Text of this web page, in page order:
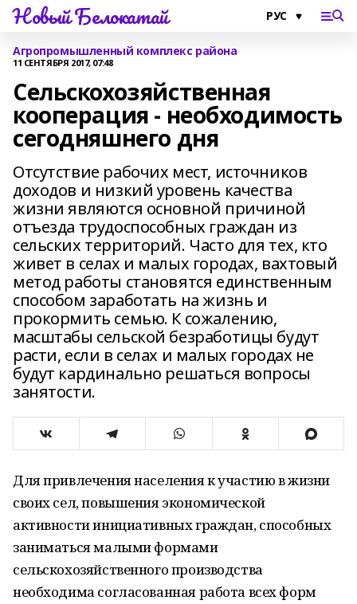
Новый Белокатай
Агропромышленный комплекс района
11 СЕНТЯБРЯ 2017, 07:48
Сельскохозяйственная
кооперация - необходимость
сегодняшнего дня
Отсутствие рабочих мест, источников
доходов и низкий уровень качества
жизни являются основной причиной
отъезда трудоспособных граждан из
сельских территорий. Часто для тех, кто
живет в селах и малых городах, вахтовый
метод работы становятся единственным
способом заработать на жизнь и
прокормить семью. К сожалению,
масштабы сельской безработицы будут
расти, если в селах и малых городах не
будут кардинально решаться вопросы
занятости.
Для привлечения населения к участию в жизни
своих сел, повышения экономической
активности инициативных граждан, способных
заниматься малыми формами
сельскохозяйственного производства
необходима согласованная работа всех форм